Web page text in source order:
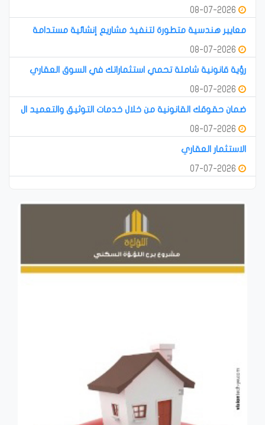
معايير هندسية متطورة لتنفيذ مشاريع إنشائية مستدامة
رؤية قانونية شاملة تحمي استثماراتك في السوق العقاري
ضمان حقوقك القانونية من خلال خدمات التوثيق والتعميد ال
الاستثمار العقاري